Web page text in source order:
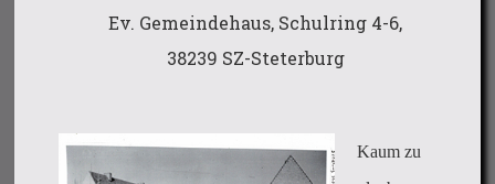
Ev. Gemeindehaus, Schulring 4-6,
38239 SZ-Steterburg
Kaum zu